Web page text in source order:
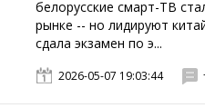
белорусские смарт-ТВ
рынке -- но лидируют
сдала экзамен по э...
2026-05-07 19:03:44